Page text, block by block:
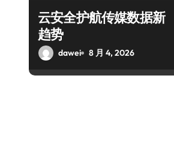
云安全护航传媒数据新
趋势
dawei 8 月 4, 2026